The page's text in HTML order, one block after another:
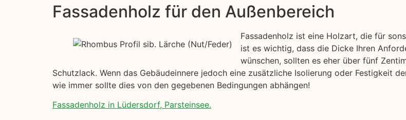
Fassadenholz für den Außenbereich
Fassadenholz ist eine Holzart, die für
ist es wichtig, dass die Dicke Ihren
wünschen, sollten es eher über fünf
Schutzlack. Wenn das Gebäudeinnere jedoch eine zusätzliche Isolierung oder Festigkeit
wie immer sollte dies von den gegebenen Bedingungen abhängen!
Fassadenholz in Lüdersdorf, Parsteinsee.